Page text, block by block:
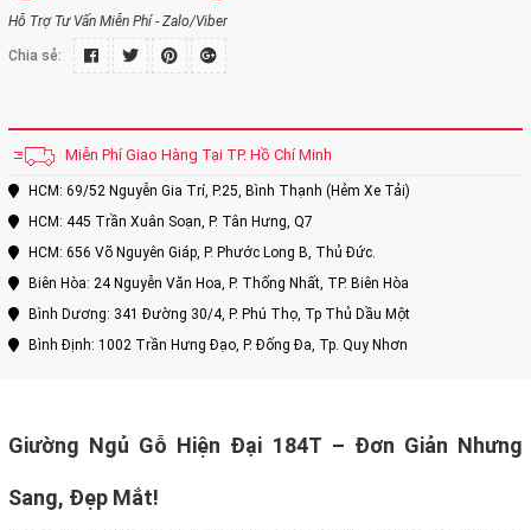
Hỗ Trợ Tư Vấn Miễn Phí - Zalo/Viber
Chia sẻ:
Miễn Phí Giao Hàng Tại TP. Hồ Chí Minh
HCM: 69/52 Nguyễn Gia Trí, P.25, Bình Thạnh (Hẻm Xe Tải)
HCM: 445 Trần Xuân Soạn, P. Tân Hưng, Q7
HCM: 656 Võ Nguyên Giáp, P. Phước Long B, Thủ Đức.
Biên Hòa: 24 Nguyễn Văn Hoa, P. Thống Nhất, TP. Biên Hòa
Bình Dương: 341 Đường 30/4, P. Phú Thọ, Tp Thủ Dầu Một
Bình Định: 1002 Trần Hưng Đạo, P. Đống Đa, Tp. Quy Nhơn
Giường Ngủ Gỗ Hiện Đại 184T – Đơn Giản Nhưng
Sang, Đẹp Mắt!